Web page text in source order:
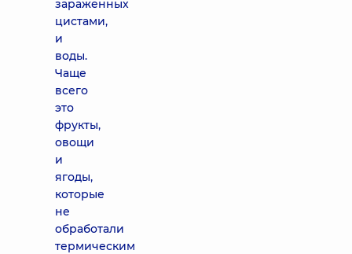
зараженных
цистами,
и
воды.
Чаще
всего
это
фрукты,
овощи
и
ягоды,
которые
не
обработали
термическим